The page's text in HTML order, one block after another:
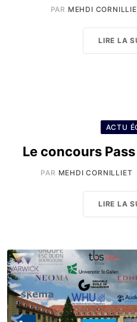
PAR MEHDI
LIRE LA
ACTU
Le concours
PAR MEHDI CORNILLIET
LIRE LA